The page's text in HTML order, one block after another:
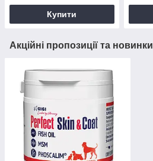
Купити
Акційні пропозиції та новинки